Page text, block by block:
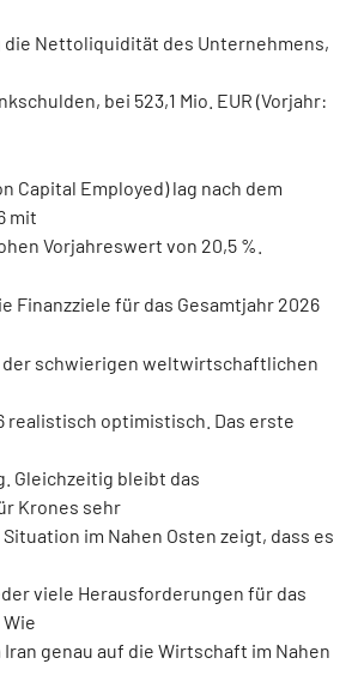
die Nettoliquidität des Unternehmens,
bei 523,1 Mio. EUR (Vorjahr:
Capital Employed) lag nach dem
mit
Vorjahreswert von 20,5 %.
Finanzziele für das Gesamtjahr 2026
schwierigen weltwirtschaftlichen
realistisch optimistisch. Das erste
Gleichzeitig bleibt das
Krones sehr
im Nahen Osten zeigt, dass es
viele Herausforderungen für das
genau auf die Wirtschaft im Nahen